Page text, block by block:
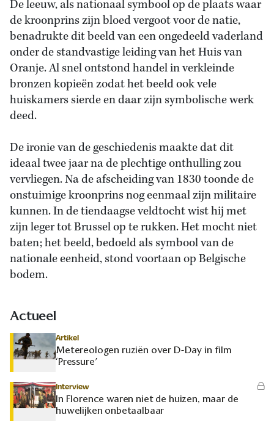
De leeuw, als nationaal symbool op de plaats waar
de kroonprins zijn bloed vergoot voor de natie,
benadrukte dit beeld van een ongedeeld vaderland
onder de standvastige leiding van het Huis van
Oranje. Al snel ontstond handel in verkleinde
bronzen kopieën zodat het beeld ook vele
huiskamers sierde en daar zijn symbolische werk
deed.
De ironie van de geschiedenis maakte dat dit
ideaal twee jaar na de plechtige onthulling zou
vervliegen. Na de afscheiding van 1830 toonde de
onstuimige kroonprins nog eenmaal zijn militaire
kunnen. In de tiendaagse veldtocht wist hij met
zijn leger tot Brussel op te rukken. Het mocht niet
baten; het beeld, bedoeld als symbool van de
nationale eenheid, stond voortaan op Belgische
bodem.
Actueel
Artikel
Metereologen ruziën over D-Day in film
‘Pressure’
Interview
In Florence waren niet de huizen, maar de
huwelijken onbetaalbaar